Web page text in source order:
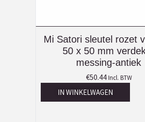
Mi Satori sleutel rozet
50 x 50 mm
messing-antiek
€50.44 Incl. BTW
IN WINKELWAGEN